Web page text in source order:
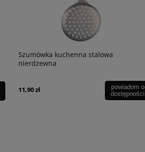
Szumówka kuchenna stalowa
nierdzewna
11,90 zł
powiadom o
dostępności